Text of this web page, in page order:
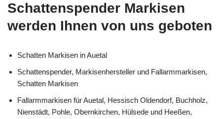
Schattenspender Markisen
werden Ihnen von uns geboten
Schatten Markisen in Auetal
Schattenspender, Markisenhersteller und Fallarmmarkisen,
Schatten Markisen
Fallarmmarkisen für Auetal, Hessisch Oldendorf, Buchholz,
Nienstädt, Pohle, Obernkirchen, Hülsede und Heeßen,